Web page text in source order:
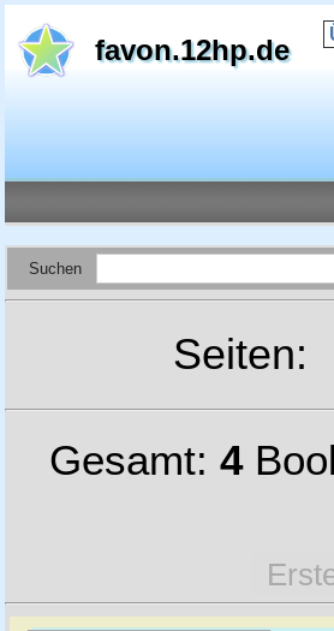
favon.12hp.de
Suchen
Gesamt: 4